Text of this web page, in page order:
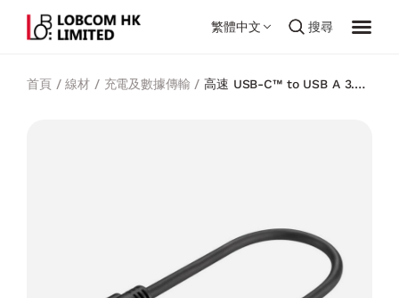
繁體中文 搜尋
首頁/線材 / 充電及數據傳輸 /高速 USB-C™ to USB A 3.0